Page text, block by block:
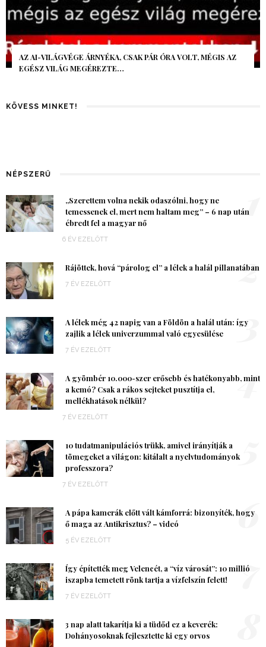
AZ AI-VILÁGVÉGE ÁRNYÉKA, CSAK PÁR ÓRA VOLT, MÉGIS AZ
EGÉSZ VILÁG MEGÉREZTE…
KÖVESS MINKET!
NÉPSZERŰ
„Szerettem volna nekik odaszólni, hogy ne
temessenek el, mert nem haltam meg” – 6 nap után
ébredt fel a magyar nő
6 ÉV EZELŐTT
1
Rájöttek, hová “párolog el” a lélek a halál pillanatában
7 ÉV EZELŐTT 2
A lélek még 42 napig van a Földön a halál után: így
zajlik a lélek univerzummal való egyesülése
7 ÉV EZELŐTT
3
A gyömbér 10.000-szer erősebb és hatékonyabb, mint
a kemó? Csak a rákos sejteket pusztítja el,
mellékhatások nélkül?
7 ÉV EZELŐTT
4
10 tudatmanipulációs trükk, amivel irányítják a
tömegeket a világon: kitálalt a nyelvtudományok
professzora?
7 ÉV EZELŐTT
A pápa kamerák előtt vált kámforrá: bizonyíték, hogy
ő maga az Antikrisztus? – videó
5 ÉV EZELŐTT
6
Így építették meg Velencét, a “víz városát”: 10 millió
iszapba temetett rönk tartja a vízfelszín felett!
7 ÉV EZELŐTT
7
3 nap alatt takarítja ki a tüdőd ez a keverék:
Dohányosoknak fejlesztette ki egy orvos